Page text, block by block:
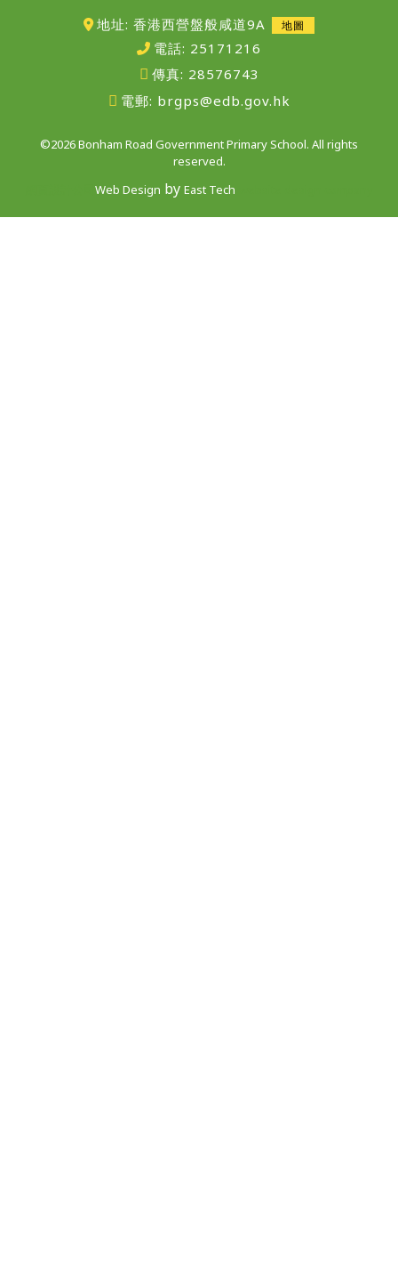
地址: 香港西營盤般咸道9A 地圖
電話: 25171216
傳真: 28576743
電郵: brgps@edb.gov.hk
©2026 Bonham Road Government Primary School. All rights
reserved.
Web Design by East Tech